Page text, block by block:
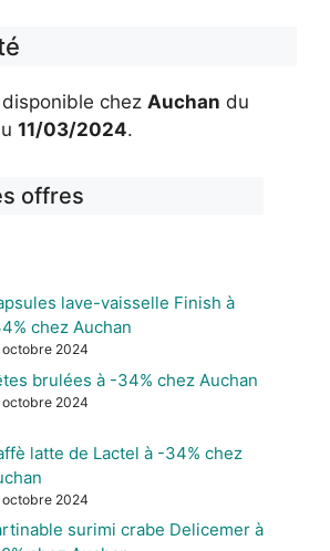
chez Auchan du
11/03/2024.
offres
lave-vaisselle Finish à
chez Auchan
octobre 2024
brulées à -34% chez Auchan
octobre 2024
latte de Lactel à -34% chez
octobre 2024
surimi crabe Delicemer à